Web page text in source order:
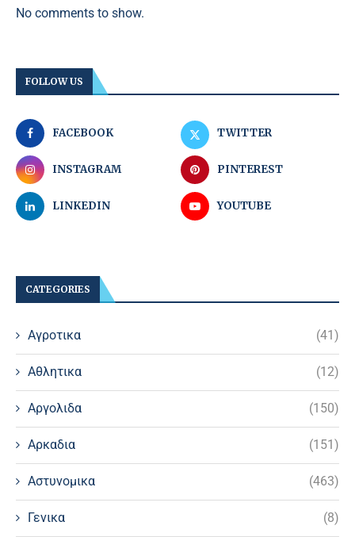
No comments to show.
FOLLOW US
FACEBOOK TWITTER
INSTAGRAM PINTEREST
LINKEDIN YOUTUBE
CATEGORIES
Αγροτικα (41)
Αθλητικα (12)
Αργολιδα (150)
Αρκαδια (151)
Αστυνομικα (463)
Γενικα (8)